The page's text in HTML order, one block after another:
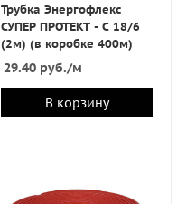
Трубка Энергофлекс
СУПЕР ПРОТЕКТ - С 18/6
(2м) (в коробке 400м)
29.40руб./м
В корзину